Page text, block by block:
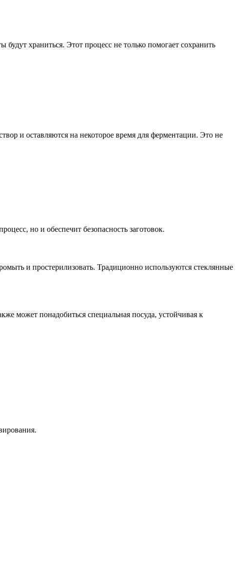
храниться. Этот процесс не только помогает сохранить
и оставляются на некоторое время для ферментации. Это не
но и обеспечит безопасность заготовок.
и простерилизовать. Традиционно используются стеклянные
может понадобиться специальная посуда, устойчивая к